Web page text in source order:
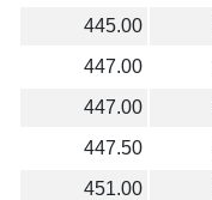
445.00
447.00
447.00
447.50
451.00